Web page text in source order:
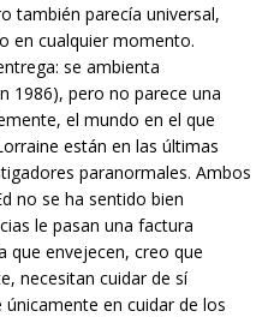
también parecía universal,
en cualquier momento.
se ambienta
1986), pero no parece una
el mundo en el que
están en las últimas
paranormales. Ambos
no se ha sentido bien
le pasan una factura
que envejecen, creo que
necesitan cuidar de sí
en cuidar de los